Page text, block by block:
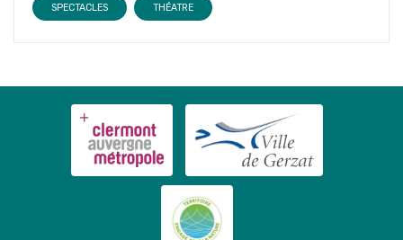
SPECTACLES THÉATRE